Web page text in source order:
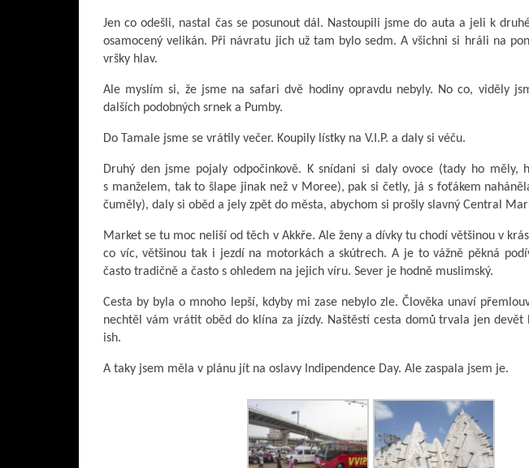
Jen co odešli, nastal čas se posunout dál. Nastoupili jsme do auta a jeli k
osamocený velikán. Při návratu jich už tam bylo sedm. A všichni si hráli na
vršky hlav.
Ale myslím si, že jsme na safari dvě hodiny opravdu nebyly. No co, viděly
dalších podobných srnek a Pumby.
Do Tamale jsme se vrátily večer. Koupily lístky na V.I.P. a daly si véču.
Druhý den jsme pojaly odpočinkově. K snídani si daly ovoce (tady ho
s manželem, tak to šlape jinak než v Moree), pak si četly, já s foťákem
čuměly), daly si oběd a jely zpět do města, abychom si prošly slavný Central
Market se tu moc neliší od těch v Akkře. Ale ženy a dívky tu chodí většinou v
co víc, většinou tak i jezdí na motorkách a skútrech. A je to vážně pěkná
často tradičně a často s ohledem na jejich víru. Sever je hodně muslimský.
Cesta by byla o mnoho lepší, kdyby mi zase nebylo zle. Člověka unaví
nechtěl vám vrátit oběd do klína za jízdy. Naštěstí cesta domů trvala jen
ish.
A taky jsem měla v plánu jít na oslavy Indipendence Day. Ale zaspala jsem je.